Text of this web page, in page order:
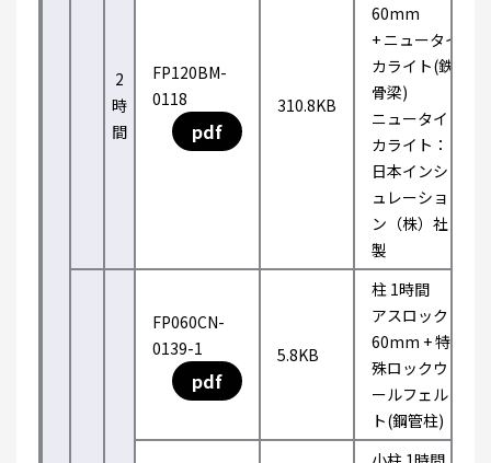
2
時
間
FP120BM-
0118
pdf
310.8KB
60mm
+ ニュータイ
カライト(鉄
骨梁)
ニュータイ
カライト：
日本インシ
ュレーショ
ン（株）社
製
FP060CN-
0139-1
pdf
5.8KB
柱 1時間
アスロック
60mm + 特
殊ロックウ
ールフェル
ト(鋼管柱)